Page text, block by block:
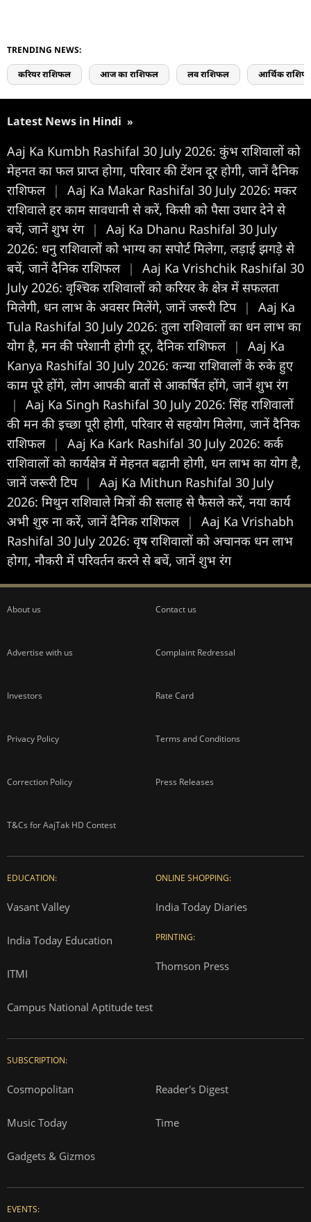
TRENDING NEWS:
करियर राशिफल आज का राशिफल लव राशिफल आर्थिक
Latest News in Hindi »
Aaj Ka Kumbh Rashifal 30 July 2026: कुंभ राशिवालों को
मेहनत का फल प्राप्त होगा, परिवार की टेंशन दूर होगी, जानें दैनिक
राशिफल |
Aaj Ka Makar Rashifal 30 July 2026: मकर
राशिवाले हर काम सावधानी से करें, किसी को पैसा उधार देने से
बचें, जानें शुभ रंग |
Aaj Ka Dhanu Rashifal 30 July
2026: धनु राशिवालों को भाग्य का सपोर्ट मिलेगा, लड़ाई झगड़े से
बचें, जानें दैनिक राशिफल |
Aaj Ka Vrishchik Rashifal 30
July 2026: वृश्चिक राशिवालों को करियर के क्षेत्र में सफलता
मिलेगी, धन लाभ के अवसर मिलेंगे, जानें जरूरी टिप |
Aaj Ka
Tula Rashifal 30 July 2026: तुला राशिवालों का धन लाभ का
योग है, मन की परेशानी होगी दूर, दैनिक राशिफल |
Aaj Ka
Kanya Rashifal 30 July 2026: कन्या राशिवालों के रुके हुए
काम पूरे होंगे, लोग आपकी बातों से आकर्षित होंगे, जानें शुभ रंग
|
Aaj Ka Singh Rashifal 30 July 2026: सिंह राशिवालों
की मन की इच्छा पूरी होगी, परिवार से सहयोग मिलेगा, जानें दैनिक
राशिफल |
Aaj Ka Kark Rashifal 30 July 2026: कर्क
राशिवालों को कार्यक्षेत्र में मेहनत बढ़ानी होगी, धन लाभ का योग है,
जानें जरूरी टिप |
Aaj Ka Mithun Rashifal 30 July
2026: मिथुन राशिवाले मित्रों की सलाह से फैसले करें, नया कार्य
अभी शुरु ना करें, जानें दैनिक राशिफल |
Aaj Ka Vrishabh
Rashifal 30 July 2026: वृष राशिवालों को अचानक धन लाभ
होगा, नौकरी में परिवर्तन करने से बचें, जानें शुभ रंग
About us Contact us
Advertise with us Complaint Redressal
Investors Rate Card
Privacy Policy Terms and Conditions
Correction Policy Press Releases
T&Cs for AajTak HD Contest
EDUCATION:
Vasant Valley
India Today Education
ITMI
Campus National Aptitude test
ONLINE SHOPPING:
India Today Diaries
PRINTING:
Thomson Press
SUBSCRIPTION:
Cosmopolitan Reader's Digest
Music Today Time
Gadgets & Gizmos
EVENTS: